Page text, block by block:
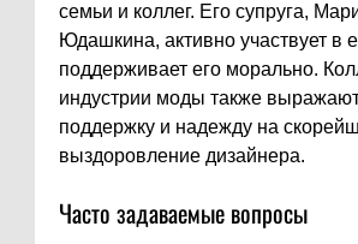
семьи и коллег. Его супруга,
Юдашкина, активно участвует в
поддерживает его морально.
индустрии моды также
поддержку и надежду на
выздоровление дизайнера.
Часто задаваемые вопросы